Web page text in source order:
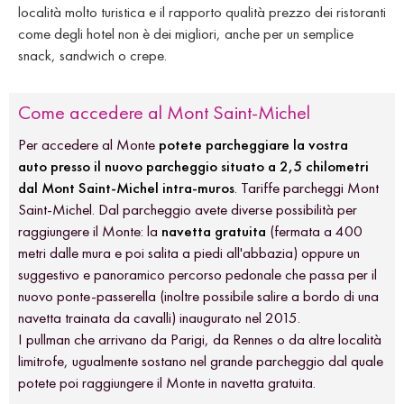
località molto turistica e il rapporto qualità prezzo dei ristoranti
come degli hotel non è dei migliori, anche per un semplice
snack, sandwich o crepe.
Come accedere al Mont Saint-Michel
Per accedere al Monte potete parcheggiare la vostra
auto presso il nuovo parcheggio situato a 2,5 chilometri
dal Mont Saint-Michel intra-muros. Tariffe parcheggi Mont
Saint-Michel. Dal parcheggio avete diverse possibilità per
raggiungere il Monte: la navetta gratuita (fermata a 400
metri dalle mura e poi salita a piedi all'abbazia) oppure un
suggestivo e panoramico percorso pedonale che passa per il
nuovo ponte-passerella (inoltre possibile salire a bordo di una
navetta trainata da cavalli) inaugurato nel 2015.
I pullman che arrivano da Parigi, da Rennes o da altre località
limitrofe, ugualmente sostano nel grande parcheggio dal quale
potete poi raggiungere il Monte in navetta gratuita.